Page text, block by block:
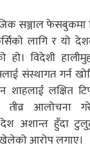
सञ्जाल फेसबुकमा
लागि र यो
हो। विदेशी
संस्थागत गर्न
लक्षित
तीव्र आलोचना
अशान्त हुँदा
खेलेको आरोप लगाए।